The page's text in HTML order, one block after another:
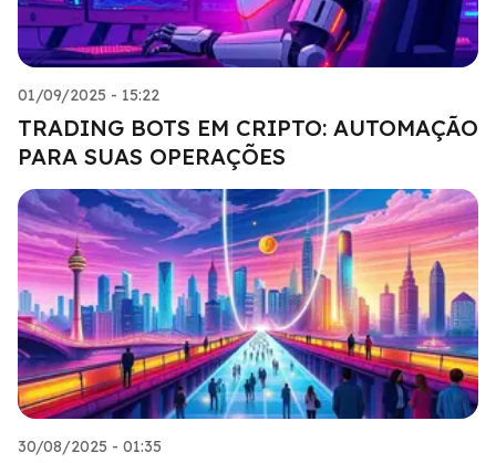
01/09/2025 - 15:22
TRADING BOTS EM CRIPTO: AUTOMAÇÃO
PARA SUAS OPERAÇÕES
30/08/2025 - 01:35